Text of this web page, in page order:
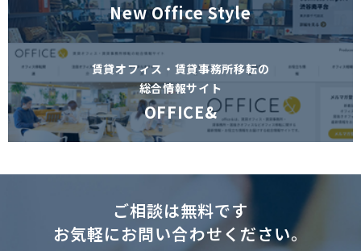
New Office Style
賃貸オフィス・賃貸事務所移転の
総合情報サイト
OFFICE&
ご相談は無料です
お気軽にお問い合わせください。